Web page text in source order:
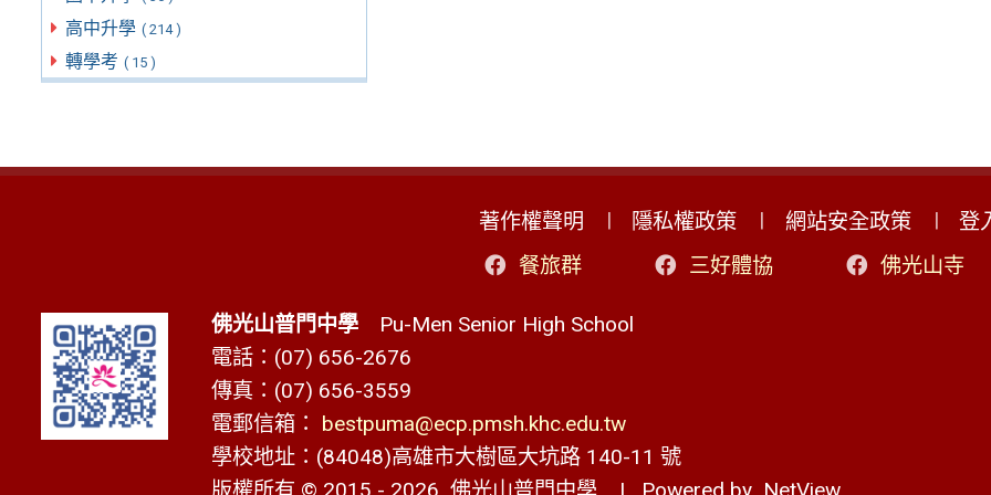
高中升學 ( 214 )
轉學考 ( 15 )
著作權聲明 隱私權政策 網站安全政策
登
餐旅群
三好體協 佛光山寺
佛光山普門中學Pu-Men Senior High School
電話：(07) 656-2676
傳真：(07) 656-3559
電郵信箱： bestpuma@ecp.pmsh.khc.edu.tw
學校地址：(84048)高雄市大樹區大坑路 140-11 號
版權所有 © 2015 - 2026 佛光山普門中學 | Powered by NetView